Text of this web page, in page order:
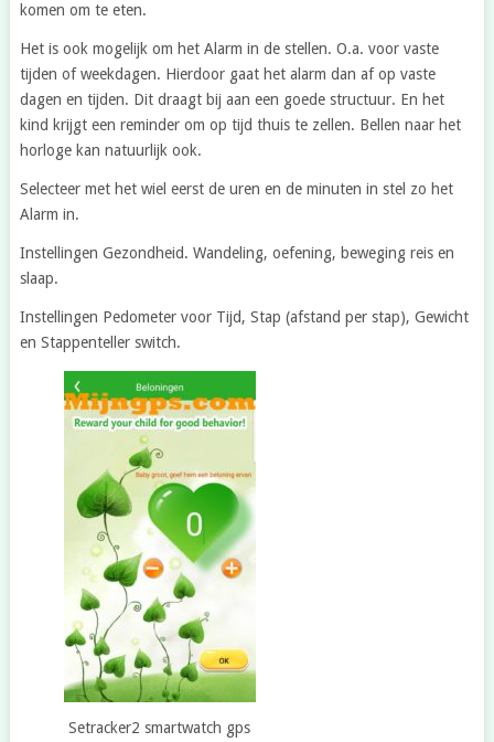
komen om te eten.
Het is ook mogelijk om het Alarm in de stellen. O.a. voor vaste
tijden of weekdagen. Hierdoor gaat het alarm dan af op vaste
dagen en tijden. Dit draagt bij aan een goede structuur. En het
kind krijgt een reminder om op tijd thuis te zellen. Bellen naar het
horloge kan natuurlijk ook.
Selecteer met het wiel eerst de uren en de minuten in stel zo het
Alarm in.
Instellingen Gezondheid. Wandeling, oefening, beweging reis en
slaap.
Instellingen Pedometer voor Tijd, Stap (afstand per stap), Gewicht
en Stappenteller switch.
Setracker2 smartwatch gps